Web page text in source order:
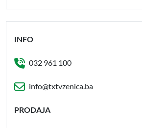
INFO
032 961 100
info@txtvzenica.ba
PRODAJA